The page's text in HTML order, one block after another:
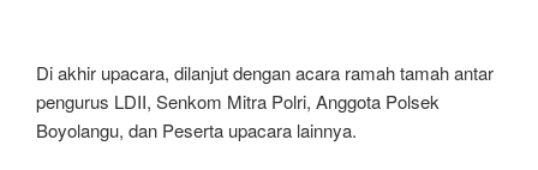
Di akhir upacara, dilanjut dengan acara ramah tamah antar
pengurus LDII, Senkom Mitra Polri, Anggota Polsek
Boyolangu, dan Peserta upacara lainnya.